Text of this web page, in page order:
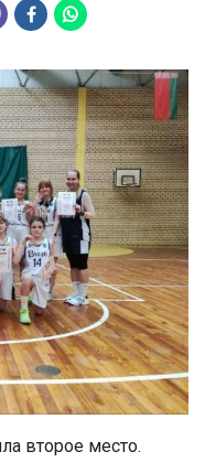
второе место.